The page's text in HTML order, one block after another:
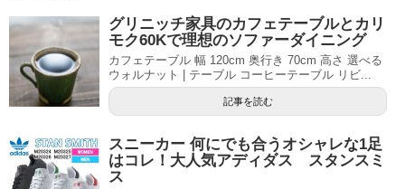
グリニッチ家具のカフェテーブルとカリ
モク60Kで理想のソファーダイニング
カフェテーブル 幅 120cm 奥行き 70cm 高さ 選べる
ウォルナット | テーブル コーヒーテーブル リビ...
記事を読む
スニーカー 何にでも合うオシャレな1足
はコレ！大人気アディダス スタンスミ
ス